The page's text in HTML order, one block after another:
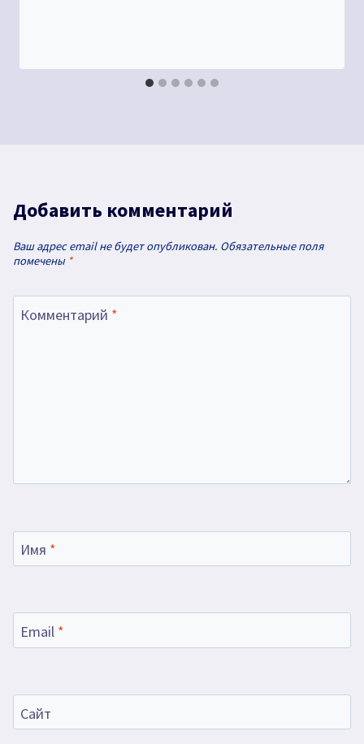
Добавить комментарий
Ваш адрес email не будет опубликован. Обязательные поля
помечены *
Комментарий *
Имя *
Email *
Сайт